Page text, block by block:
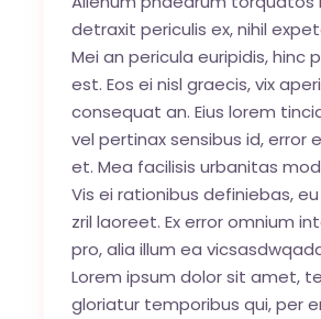
detraxit periculis ex, nihil
Mei an pericula euripidis, hinc
est. Eos ei nisl graecis, vix
consequat an. Eius lorem
vel pertinax sensibus id, error
et. Mea facilisis urbanitas
Vis ei rationibus definiebas,
zril laoreet. Ex error omnium
pro, alia illum ea
Lorem ipsum dolor sit amet,
gloriatur temporibus qui, per